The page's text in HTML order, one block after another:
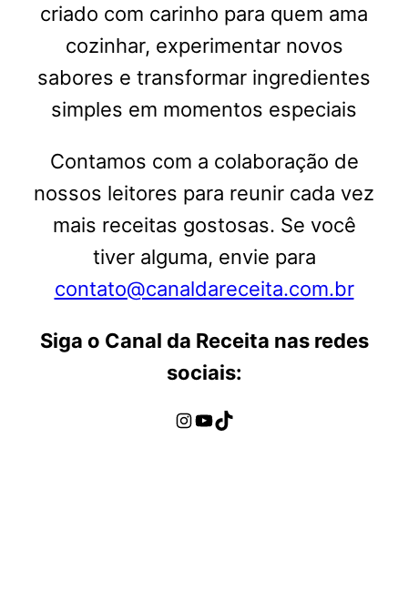
criado com carinho para quem ama
cozinhar, experimentar novos
sabores e transformar ingredientes
simples em momentos especiais
Contamos com a colaboração de
nossos leitores para reunir cada vez
mais receitas gostosas. Se você
tiver alguma, envie para
contato@canaldareceita.com.br
Siga o Canal da Receita nas redes
sociais:
Instagram
Youtube
TikTok